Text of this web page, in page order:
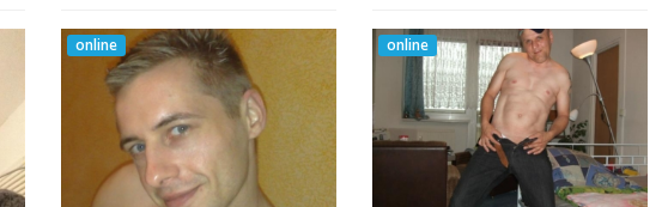
online online